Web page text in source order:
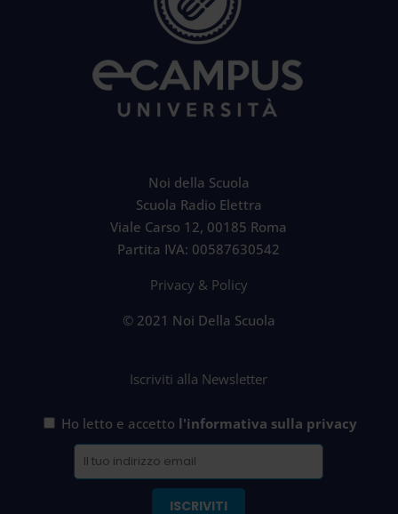
Noi della Scuola
Scuola Radio Elettra
Viale Carso 12, 00185 Roma
Partita IVA: 00587630542
Privacy & Policy
© 2021 Noi Della Scuola
Iscriviti alla Newsletter
Ho letto e accetto l'informativa sulla privacy